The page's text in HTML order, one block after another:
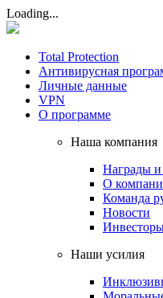
Loading...
Total Protection
Антивирусная
Личные данные
VPN
О программе
Наша компания
Награды
О
Команда
Новости
Наши усилия